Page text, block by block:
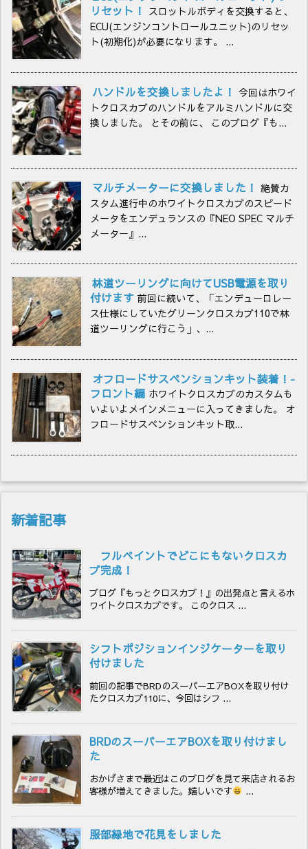
リセット！
スロットルボディを交換すると、
ECU(エンジンコントロールユニット)のリセッ
ト(初期化)が必要になります。 ...
ハンドルを交換しましたよ！ 今回はホワイ
トクロスカブのハンドルをアルミハンドルに交
換しました。 とその前に、 このブログ『も...
マルチメーターに交換しました！ 絶賛カ
スタム進行中のホワイトクロスカブのスピード
メータをエンデュランスの『NEO SPEC マルチ
メーター』...
林道ツーリングに向けてUSB電源を取り
付けます 前回に続いて、「エンデューロレー
ス仕様にしていたグリーンクロスカブ110で林
道ツーリングに行こう」、...
オフロードサスペンションキット装着！-
フロント編 ホワイトクロスカブのカスタムも
いよいよメインメニューに入ってきました。 オ
フロードサスペンションキット取...
新着記事
フルペイントでどこにもないクロスカ
ブ完成！
ブログ『もっとクロスカブ！』の出発点と言えるホ
ワイトクロスカブです。 このクロス ...
シフトポジションインジケーターを取り
付けました
前回の記事でBRDのスーパーエアBOXを取り付け
たクロスカブ110に、今回はシフ ...
BRDのスーパーエアBOXを取り付けまし
た
おかげさまで最近はこのブログを見て来店されるお
客様が増えてきました。嬉しいです
...
服部緑地で花見をしました